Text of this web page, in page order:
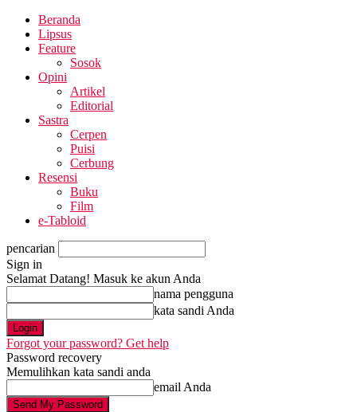
Beranda
Lipsus
Feature
Sosok
Opini
Artikel
Editorial
Sastra
Cerpen
Puisi
Cerbung
Resensi
Buku
Film
e-Tabloid
pencarian
Sign in
Selamat Datang! Masuk ke akun Anda
nama pengguna
kata sandi Anda
Forgot your password? Get help
Password recovery
Memulihkan kata sandi anda
email Anda